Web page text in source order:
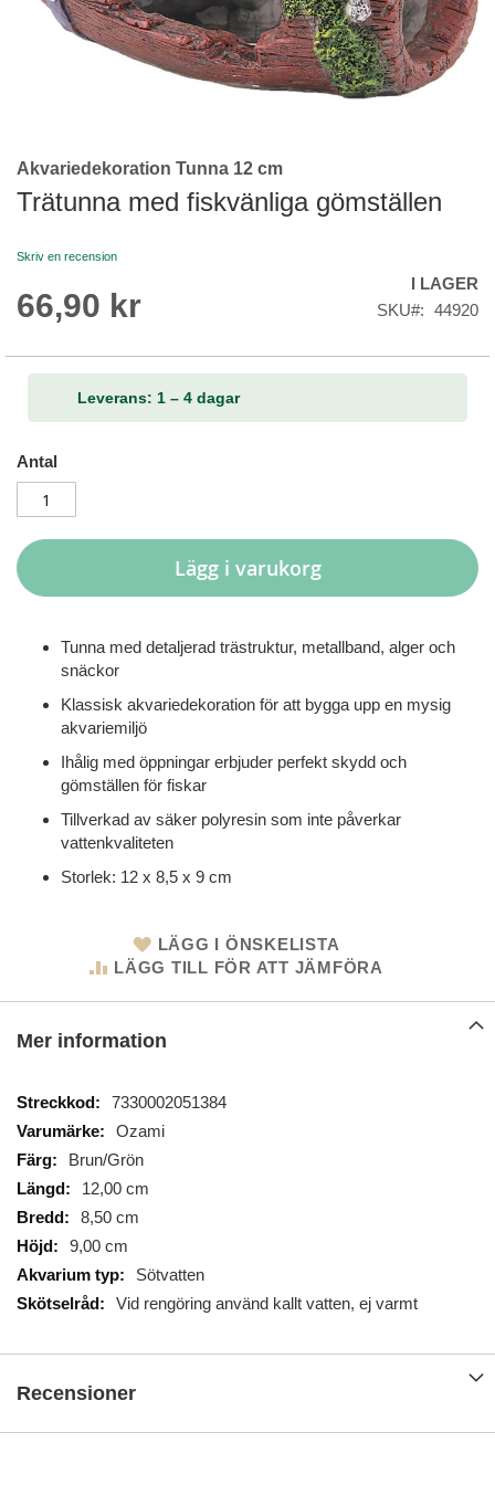
Skip
to
the
of
images
Akvariedekoration Tunna 12 cm
Trätunna med fiskvänliga gömställen
Skriv en recension
66,90 kr
I LAGER
SKU
44920
Leverans: 1 – 4 dagar
Antal
Lägg i varukorg
Tunna med detaljerad trästruktur, metallband, alger och
snäckor
Klassisk akvariedekoration för att bygga upp en mysig
akvariemiljö
Ihålig med öppningar erbjuder perfekt skydd och
gömställen för fiskar
Tillverkad av säker polyresin som inte påverkar
vattenkvaliteten
Storlek: 12 x 8,5 x 9 cm
LÄGG I ÖNSKELISTA
LÄGG TILL FÖR ATT JÄMFÖRA
Mer information
Mer
information
7330002051384
Ozami
Brun/Grön
12,00 cm
8,50 cm
9,00 cm
Sötvatten
Vid rengöring använd kallt vatten, ej varmt
Recensioner